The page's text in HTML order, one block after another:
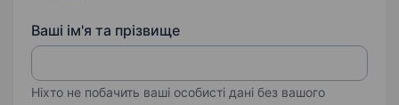
Ваші ім'я та прізвище
Ніхто не побачить ваші особисті дані без вашого